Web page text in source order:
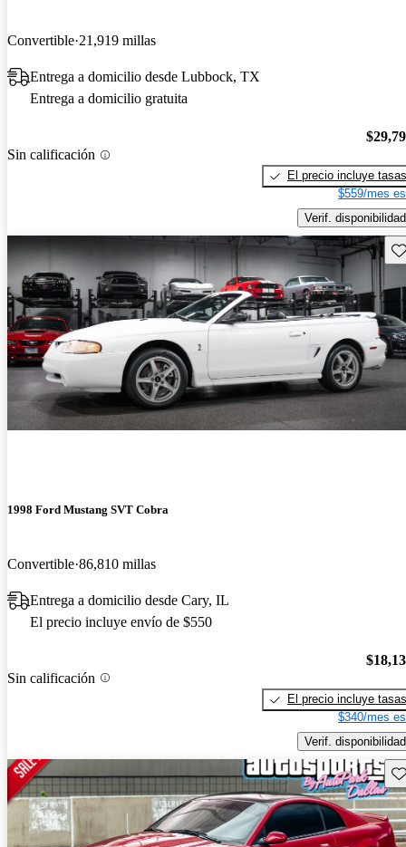
Convertible 21,919 millas
Entrega a domicilio desde Lubbock, TX
Entrega a domicilio gratuita
Sin calificación
El precio incluye tasas
$559/mes
Verif. disponibilidad
1998 Ford Mustang SVT Cobra
Convertible 86,810 millas
Entrega a domicilio desde Cary, IL
El precio incluye envío de $550
Sin calificación
El precio incluye tasas
$340/mes
Verif. disponibilidad